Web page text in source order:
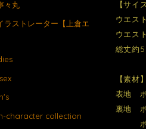
々丸
ラストレーター【上倉エ
character collection
【サイ
ウエス
ウエス
総丈約
【素材】
表地 ポ
裏地
ポリ